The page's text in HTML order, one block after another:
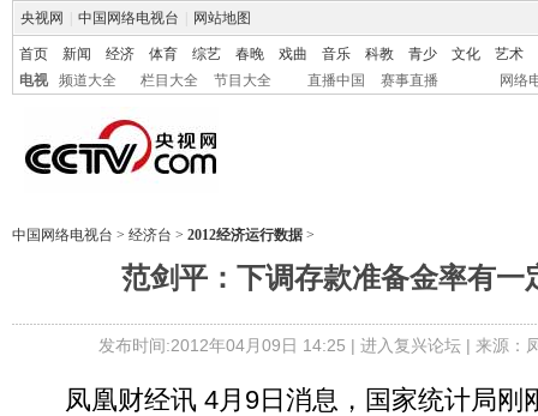
央视网 中国网络电视台 网站地图
首页 新闻 经济 体育 综艺 春晚 戏曲 音乐 科教 青少 文化
艺术
电视
频道大全 栏目大全 节目大全 直播中国 赛事直播 网络
中国网络电视台 > 经济台 > 2012经济运行数据 >
范剑平：下调存款准备金率有一
发布时间:2012年04月09日 14:25 | 进入复兴论坛| 来源：
凤凰财经讯 4月9日消息，国家统计局刚